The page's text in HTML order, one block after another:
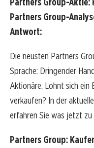
Partners Group-Aktie:
Partners Group-
Antwort:
Die neusten Partners
Sprache: Dringender
Aktionäre. Lohnt sich ein
verkaufen? In der
erfahren Sie was jetzt zu
Partners Group: